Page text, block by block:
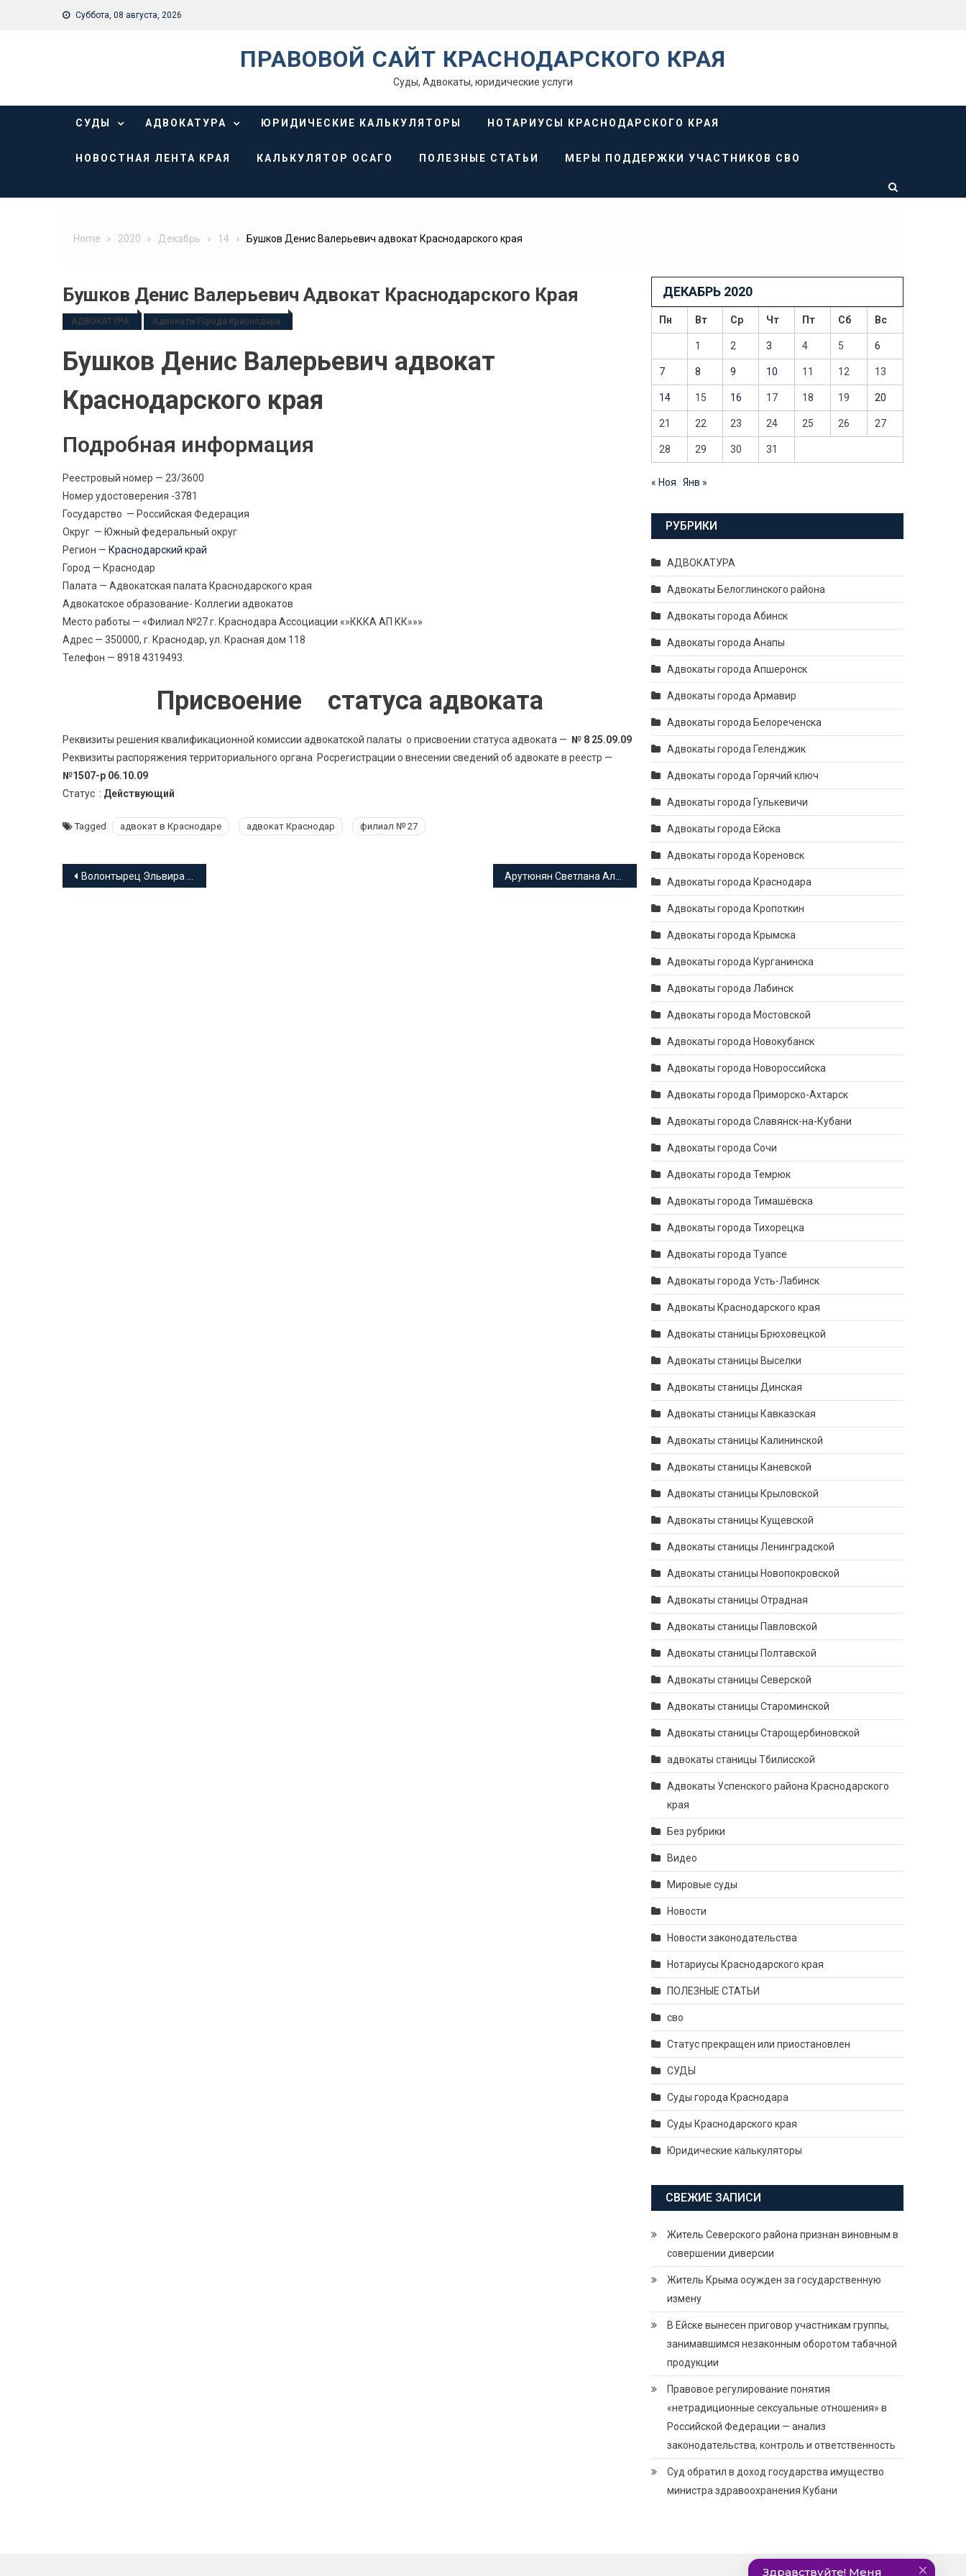
Суббота, 08 августа, 2026
ПРАВОВОЙ САЙТ КРАСНОДАРСКОГО КРАЯ
Суды, Адвокаты, юридические услуги
СУДЫ АДВОКАТУРА ЮРИДИЧЕСКИЕ КАЛЬКУЛЯТОРЫ НОТАРИУСЫ КРАСНОДАРСКОГО КРАЯ
НОВОСТНАЯ ЛЕНТА КРАЯ КАЛЬКУЛЯТОР ОСАГО ПОЛЕЗНЫЕ СТАТЬИ МЕРЫ ПОДДЕРЖКИ УЧАСТНИКОВ СВО
Home 2020 Декабрь 14 Бушков Денис Валерьевич адвокат Краснодарского края
Бушков Денис Валерьевич Адвокат Краснодарского Края
АДВОКАТУРА Адвокаты Города Краснодара
Бушков Денис Валерьевич адвокат
Краснодарского края
Подробная информация
Реестровый номер — 23/3600
Номер удостоверения -3781
Государство — Российская Федерация
Округ — Южный федеральный округ
Регион — Краснодарский край
Город — Краснодар
Палата — Адвокатская палата Краснодарского края
Адвокатское образование- Коллегии адвокатов
Место работы — «Филиал №27 г. Краснодара Ассоциации «»КККА АП КК»»»
Адрес — 350000, г. Краснодар, ул. Красная дом 118
Телефон — 8918 4319493.
Присвоение статуса адвоката
Реквизиты решения квалификационной комиссии адвокатской палаты о присвоении статуса адвоката — № 8 25.09.09
Реквизиты распоряжения территориального органа Росрегистрации о внесении сведений об адвокате в реестр —
№1507-р 06.10.09
Статус : Действующий
Tagged адвокат в Краснодаре адвокат Краснодар филиал № 27
Навигация
Волонтырец Эльвира Михайловна адвокат Краснодарского края
ДЕКАБРЬ 2020
Пн Вт Ср Чт Пт Сб Вс
1 2 3 4 5 6
7 8 9 10 11 12 13
14 15 16 17 18 19 20
21 22 23 24 25 26 27
28 29 30 31
« Ноя Янв »
РУБРИКИ
АДВОКАТУРА
Адвокаты Белоглинского района
Адвокаты города Абинск
Адвокаты города Анапы
Адвокаты города Апшеронск
Адвокаты города Армавир
Адвокаты города Белореченска
Адвокаты города Геленджик
Адвокаты города Горячий ключ
Адвокаты города Гулькевичи
Адвокаты города Ейска
Адвокаты города Кореновск
Адвокаты города Краснодара
Адвокаты города Кропоткин
Адвокаты города Крымска
Адвокаты города Курганинска
Адвокаты города Лабинск
Адвокаты города Мостовской
Адвокаты города Новокубанск
Адвокаты города Новороссийска
Адвокаты города Приморско-Ахтарск
Адвокаты города Славянск-на-Кубани
Адвокаты города Сочи
Адвокаты города Темрюк
Адвокаты города Тимашёвска
Адвокаты города Тихорецка
Адвокаты города Туапсе
Адвокаты города Усть-Лабинск
Адвокаты Краснодарского края
Адвокаты станицы Брюховецкой
Адвокаты станицы Выселки
Адвокаты станицы Динская
Адвокаты станицы Кавказская
Адвокаты станицы Калининской
Адвокаты станицы Каневской
Адвокаты станицы Крыловской
Адвокаты станицы Кущевской
Адвокаты станицы Ленинградской
Адвокаты станицы Новопокровской
Адвокаты станицы Отрадная
Адвокаты станицы Павловской
Адвокаты станицы Полтавской
Адвокаты станицы Северской
Адвокаты станицы Староминской
Адвокаты станицы Старощербиновской
адвокаты станицы Тбилисской
Адвокаты Успенского района Краснодарского
края
Без рубрики
Видео
Мировые суды
Новости
Новости законодательства
Нотариусы Краснодарского края
ПОЛЕЗНЫЕ СТАТЬИ
сво
Статус прекращен или приостановлен
СУДЫ
Суды города Краснодара
Суды Краснодарского края
Юридические калькуляторы
СВЕЖИЕ ЗАПИСИ
Житель Северского района признан виновным в
совершении диверсии
Житель Крыма осужден за государственную
измену
В Ейске вынесен приговор участникам группы,
занимавшимся незаконным оборотом табачной
продукции
Правовое регулирование понятия
«нетрадиционные сексуальные отношения» в
Российской Федерации — анализ
законодательства, контроль и ответственность
Суд обратил в доход государства имущество
министра здравоохранения Кубани